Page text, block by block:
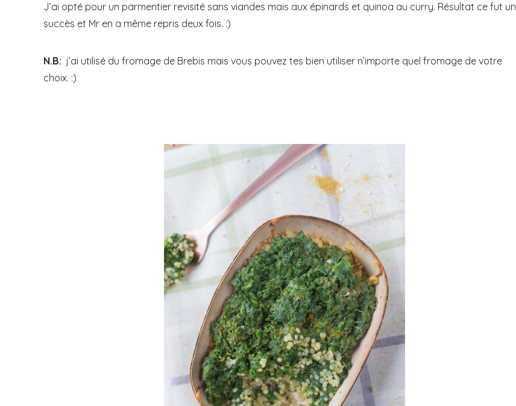
J’ai opté pour un parmentier revisité sans viandes mais aux épinards et quinoa au curry. Résultat ce fut un
succès et Mr en a même repris deux fois. :)
N.B: j’ai utilisé du fromage de Brebis mais vous pouvez tes bien utiliser n’importe quel fromage de votre
choix. :)